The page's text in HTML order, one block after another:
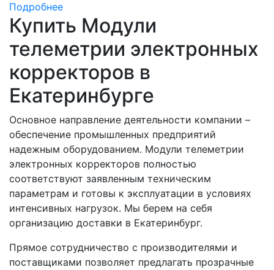
Подробнее
Купить Модули
телеметрии электронных
корректоров в
Екатеринбурге
Основное направление деятельности компании –
обеспечение промышленных предприятий
надежным оборудованием. Модули телеметрии
электронных корректоров полностью
соответствуют заявленным техническим
параметрам и готовы к эксплуатации в условиях
интенсивных нагрузок. Мы берем на себя
организацию доставки в Екатеринбург.
Прямое сотрудничество с производителями и
поставщиками позволяет предлагать прозрачные